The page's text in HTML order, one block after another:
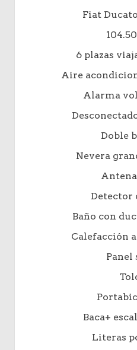
Fiat
6 plazas
Aire
Alarma
Doble
Nevera
Detector
Baño con
Calefacción
Panel
Baca+
Literas